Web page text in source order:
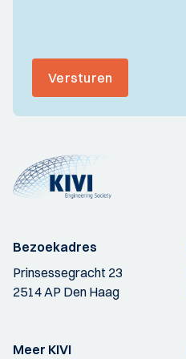
Versturen
Bezoekadres
Prinsessegracht 23
2514 AP Den Haag
Meer KIVI